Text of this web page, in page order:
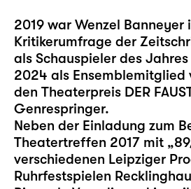
2019 war Wenzel Banneyer
Kritikerumfrage der
als Schauspieler des
2024 als Ensemblemitglied
den Theaterpreis DER
Genrespringer.
Neben der Einladung zum
Theatertreffen 2017 mit
verschiedenen Leipziger
Ruhrfestspielen